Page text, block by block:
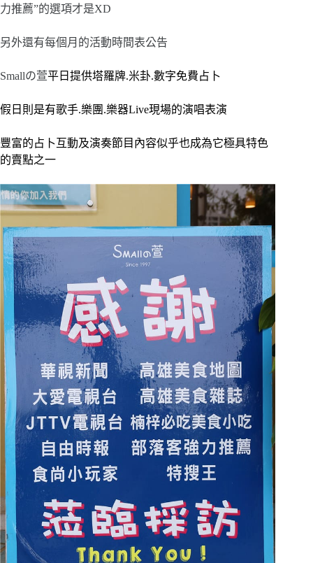
力推薦”的選項才是XD
另外還有每個月的活動時間表公告
Smallの萱平日提供塔羅牌.米卦.數字免費占卜
假日則是有歌手.樂團.樂器Live現場的演唱表演
豐富的占卜互動及演奏節目內容似乎也成為它極具特色
的賣點之一